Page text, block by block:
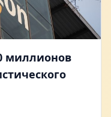
миллионов